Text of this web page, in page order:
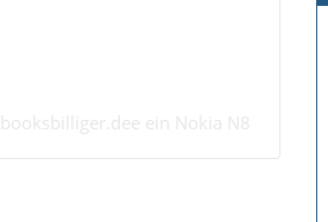
ein Nokia N8
Rechnungsanschrift wurde